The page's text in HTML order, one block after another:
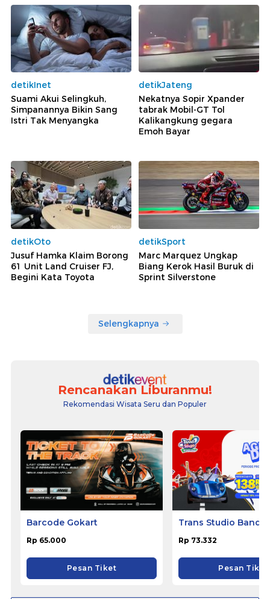
detikInet
Suami Akui Selingkuh,
Simpanannya Bikin Sang
Istri Tak Menyangka
detikJateng
Nekatnya Sopir Xpander
tabrak Mobil-GT Tol
Kalikangkung gegara
Emoh Bayar
detikOto
Jusuf Hamka Klaim Borong
61 Unit Land Cruiser FJ,
Begini Kata Toyota
detikSport
Marc Marquez Ungkap
Biang Kerok Hasil Buruk di
Sprint Silverstone
Selengkapnya
Rencanakan Liburanmu!
Rekomendasi Wisata Seru dan Populer
Barcode Gokart
Rp 65.000
Pesan Tiket
Trans Studio
Rp 73.332
Pesan Tiket